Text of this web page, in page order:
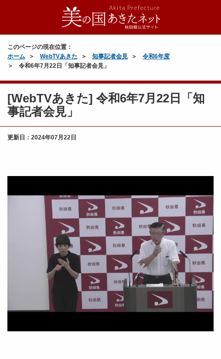
このページの現在位置：
ホーム
WebTVあきた 知事記者会見
令和6年度
令和6年7月22日「知事記者会見」
[WebTVあきた] 令和6年7月22日「知
事記者会見」
更新日： 2024年07月22日